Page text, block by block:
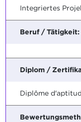
Integriertes
Beruf / Tätigkeit:
Diplom /
Diplôme